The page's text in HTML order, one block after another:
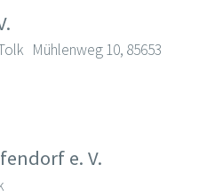
Mühlenweg 10, 85653
e. V.